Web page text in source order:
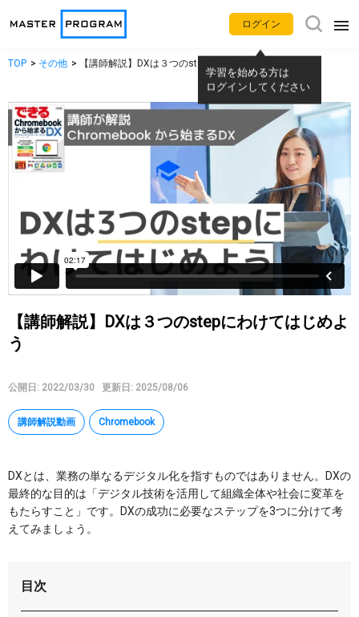
アプリ別使い方動画
Gemini NotebookLM
Gmail Google カレンダー
Google Chat
Google ドライブ Google ドキュメント
Google スプレッドシート Google スライド
Google タスク
AppSheet
その他
特集
マイページ
ログイン
学習を始める方は
ログインしてください
TOP その他 【講師解説】DXは３つのstepにわけてはじめよう
【講師解説】DXは３つのstepにわけてはじめよ
う
公開日: 2022/03/30 更新日: 2025/08/06
講師解説動画 Chromebook
DXとは、業務の単なるデジタル化を指すものではありません。DXの
最終的な目的は「デジタル技術を活用して組織全体や社会に変革を
もたらすこと」です。DXの成功に必要なステップを3つに分けて考
えてみましょう。
目次